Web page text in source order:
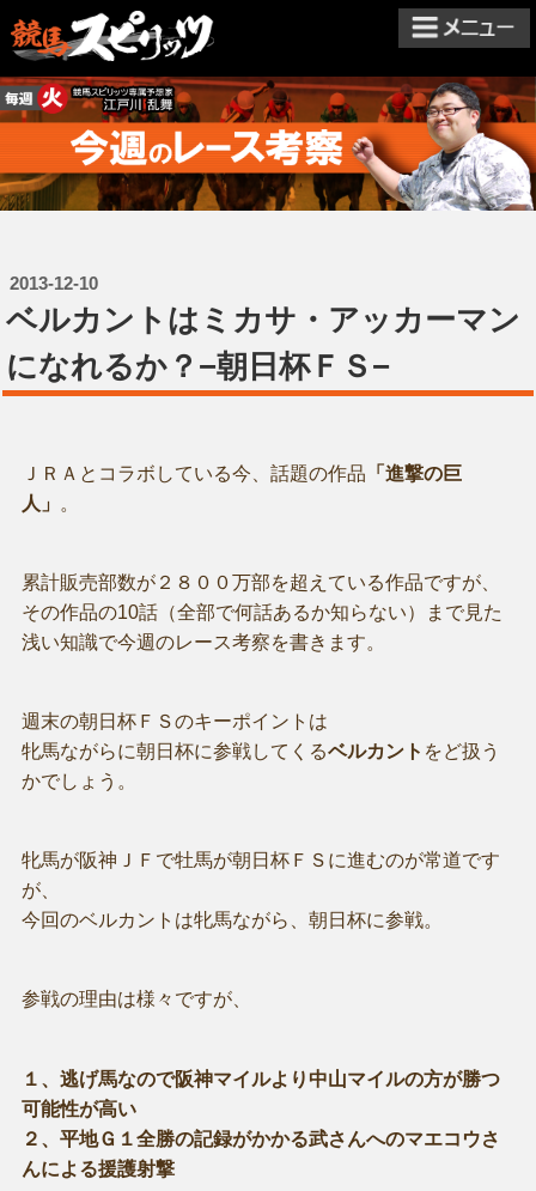
2013-12-10
ベルカントはミカサ・アッカーマン
になれるか？−朝日杯ＦＳ−
ＪＲＡとコラボしている今、話題の作品 「進撃の巨
人」 。
累計販売部数が２８００万部を超えている作品ですが、
その作品の10話（全部で何話あるか知らない）まで見た
浅い知識で今週のレース考察を書きます。
週末の朝日杯ＦＳのキーポイントは
牝馬ながらに朝日杯に参戦してくるベルカント をど扱う
かでしょう。
牝馬が阪神ＪＦで牡馬が朝日杯ＦＳに進むのが常道です
が、
今回のベルカントは牝馬ながら、朝日杯に参戦。
参戦の理由は様々ですが、
１、逃げ馬なので阪神マイルより中山マイルの方が勝つ
可能性が高い
２、平地Ｇ１全勝の記録がかかる武さんへのマエコウさ
んによる援護射撃